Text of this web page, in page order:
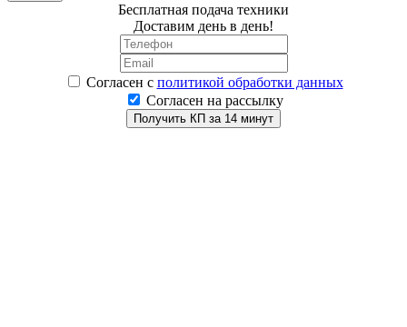
Бесплатная подача техники
Доставим день в день!
Согласен с политикой обработки данных
Согласен на рассылку
Получить КП за 14 минут